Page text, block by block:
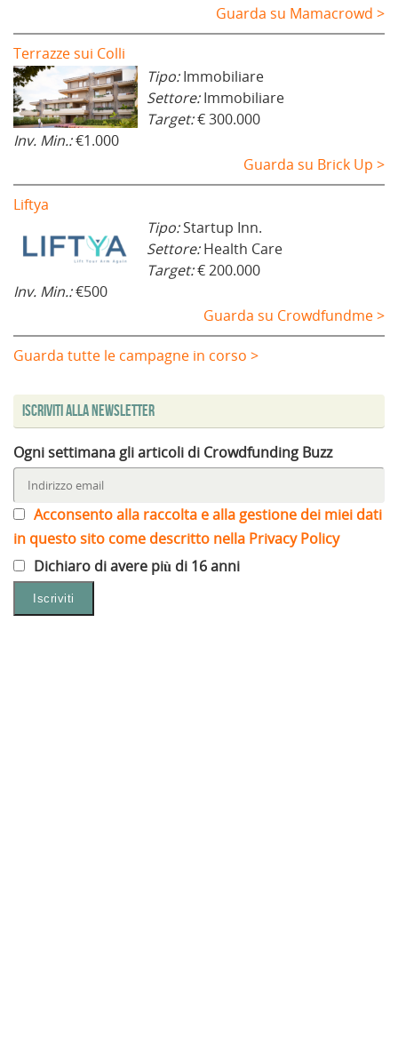
Guarda su Mamacrowd >
Terrazze sui Colli
Tipo:Immobiliare
Settore:Immobiliare
Target:€ 300.000
Inv. Min.:€1.000
Guarda su Brick Up >
Liftya
Tipo:Startup Inn.
Settore:Health Care
Target:€ 200.000
Inv. Min.:€500
Guarda su Crowdfundme >
Guarda tutte le campagne in corso >
Iscriviti alla Newsletter
Ogni settimana gli articoli di Crowdfunding Buzz
Acconsento alla raccolta e alla gestione dei miei dati
in questo sito come descritto nella Privacy Policy
Dichiaro di avere più di 16 anni